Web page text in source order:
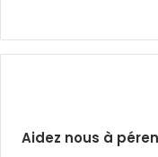
Aidez nous à